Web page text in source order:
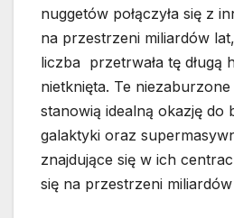
nuggetów połączyła się z
na przestrzeni miliardów
liczba przetrwała tę długą
nietknięta. Te
stanowią idealną okazję do
galaktyki oraz
znajdujące się w ich
się na przestrzeni